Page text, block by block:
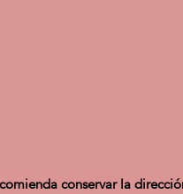
conservar la